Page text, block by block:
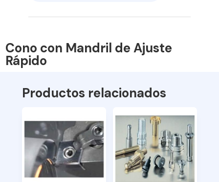
Cono con Mandril de Ajuste
Rápido
Productos relacionados